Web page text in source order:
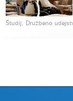
Študij, Družbeno